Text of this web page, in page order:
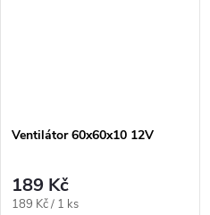
Ventilátor 60x60x10 12V
189 Kč
Měrná
189 Kč / 1 ks